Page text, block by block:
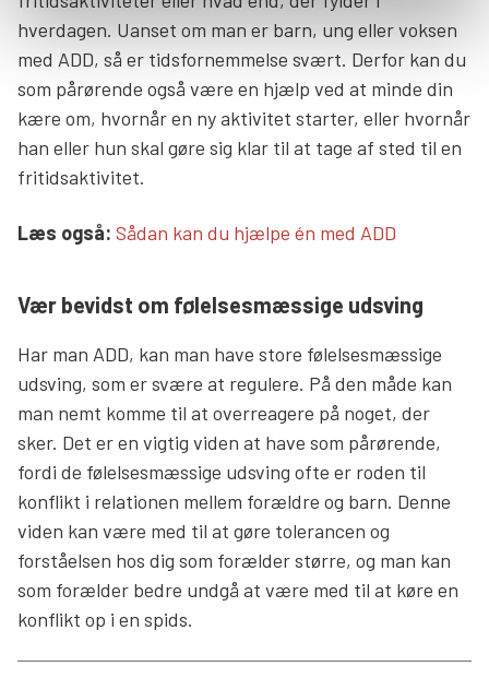
hverdagen. Uanset om man er barn, ung eller voksen
med ADD, så er tidsfornemmelse svært. Derfor kan du
som pårørende også være en hjælp ved at minde din
kære om, hvornår en ny aktivitet starter, eller hvornår
han eller hun skal gøre sig klar til at tage af sted til en
fritidsaktivitet.
Læs mere links
Læs også: Sådan kan du hjælpe én med ADD
Vær bevidst om følelsesmæssige udsving
Har man ADD, kan man have store følelsesmæssige
udsving, som er svære at regulere. På den måde kan
man nemt komme til at overreagere på noget, der
sker. Det er en vigtig viden at have som pårørende,
fordi de følelsesmæssige udsving ofte er roden til
konflikt i relationen mellem forældre og barn. Denne
viden kan være med til at gøre tolerancen og
forståelsen hos dig som forælder større, og man kan
som forælder bedre undgå at være med til at køre en
konflikt op i en spids.